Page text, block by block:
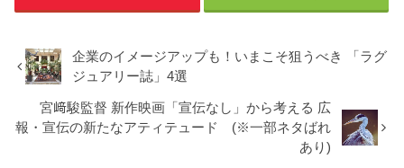
企業のイメージアップも！いまこそ狙うべき 「ラグ
ジュアリー誌」4選
宮﨑駿監督 新作映画「宣伝なし」から考える 広
報・宣伝の新たなアティテュード (※一部ネタばれ
あり)